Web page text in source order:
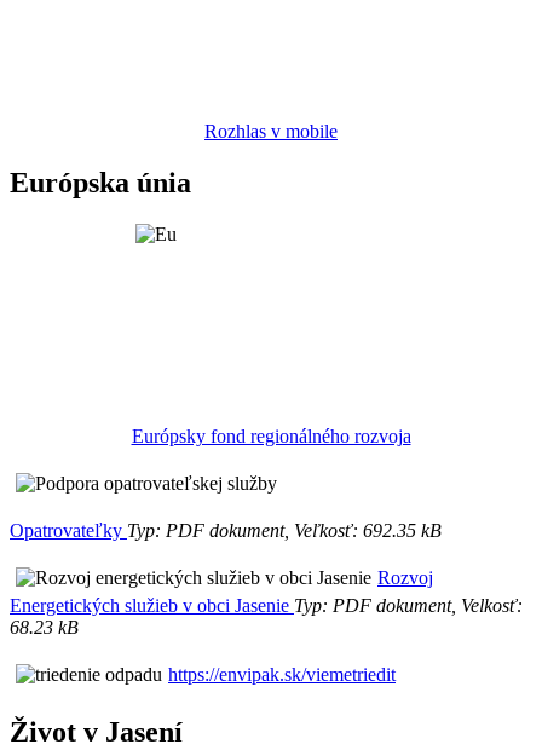
Rozhlas v mobile
Európska únia
Európsky fond regionálného rozvoja
Opatrovateľky Typ: PDF dokument, Veľkosť: 692.35 kB
Rozvoj
Energetických služieb v obci Jasenie Typ: PDF dokument, Velkosť:
68.23 kB
https://envipak.sk/viemetriedit
Život v Jasení